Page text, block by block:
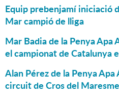
Equip prebenjamí iniciació
Mar campió de lliga
Mar Badia de la Penya Apa
el campionat de Catalunya
Alan Pérez de la Penya
circuit de Cros del Maresme